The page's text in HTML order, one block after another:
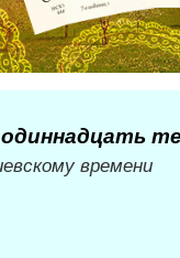
времени